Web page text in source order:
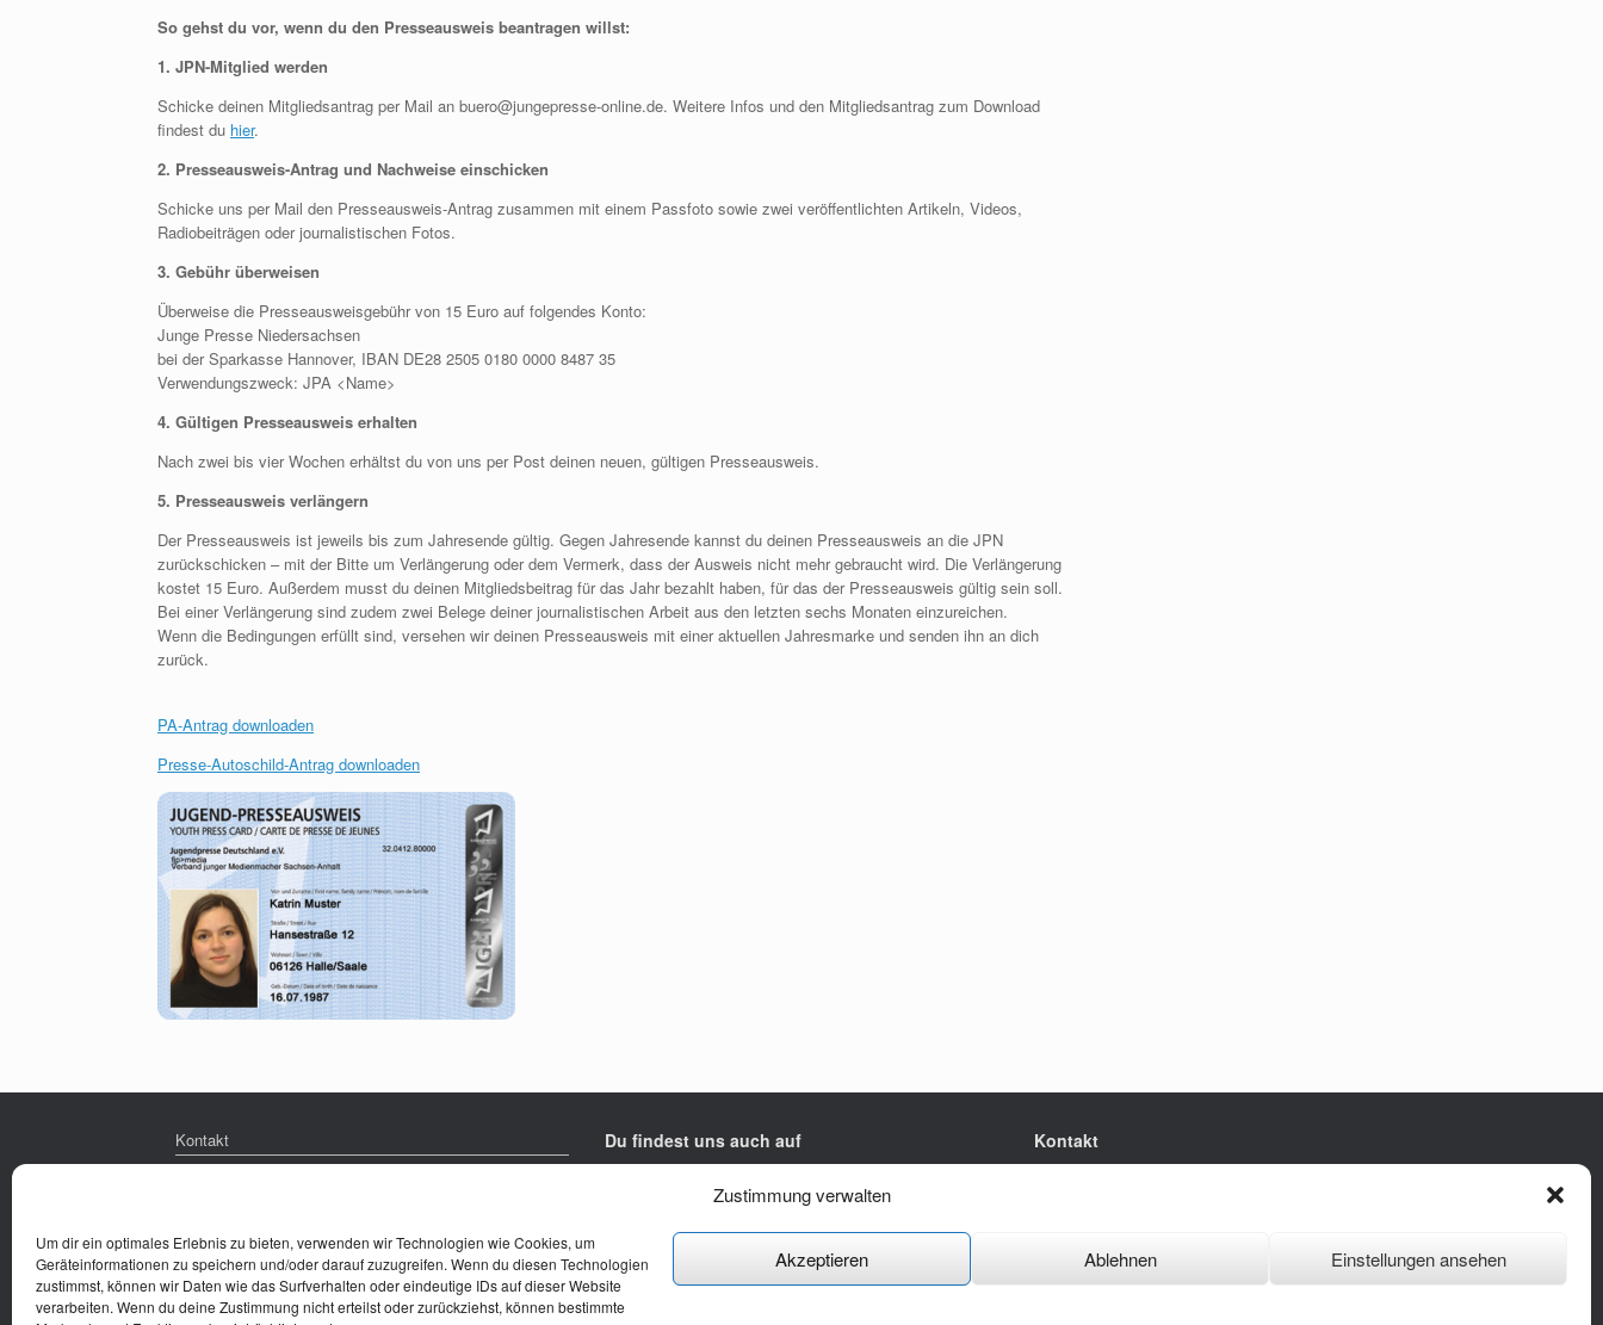
Zustimmung verwalten
Um dir ein optimales Erlebnis zu bieten, verwenden wir Technologien wie Cookies, um
Geräteinformationen zu speichern und/oder darauf zuzugreifen. Wenn du diesen Technologien
zustimmst, können wir Daten wie das Surfverhalten oder eindeutige IDs auf dieser Website
verarbeiten. Wenn du deine Zustimmung nicht erteilst oder zurückziehst, können bestimmte
Akzeptieren Ablehnen Einstellungen ansehen
So gehst du vor, wenn du den Presseausweis beantragen willst:
1. JPN-Mitglied werden
Schicke deinen Mitgliedsantrag per Mail an buero@jungepresse-online.de. Weitere Infos und den Mitgliedsantrag zum Download
findest du hier.
2. Presseausweis-Antrag und Nachweise einschicken
Schicke uns per Mail den Presseausweis-Antrag zusammen mit einem Passfoto sowie zwei veröffentlichten Artikeln, Videos,
Radiobeiträgen oder journalistischen Fotos.
3. Gebühr überweisen
Überweise die Presseausweisgebühr von 15 Euro auf folgendes Konto:
Junge Presse Niedersachsen
bei der Sparkasse Hannover, IBAN DE28 2505 0180 0000 8487 35
Verwendungszweck: JPA <Name>
4. Gültigen Presseausweis erhalten
Nach zwei bis vier Wochen erhältst du von uns per Post deinen neuen, gültigen Presseausweis.
5. Presseausweis verlängern
Der Presseausweis ist jeweils bis zum Jahresende gültig. Gegen Jahresende kannst du deinen Presseausweis an die JPN
zurückschicken – mit der Bitte um Verlängerung oder dem Vermerk, dass der Ausweis nicht mehr gebraucht wird. Die Verlängerung
kostet 15 Euro. Außerdem musst du deinen Mitgliedsbeitrag für das Jahr bezahlt haben, für das der Presseausweis gültig sein soll.
Bei einer Verlängerung sind zudem zwei Belege deiner journalistischen Arbeit aus den letzten sechs Monaten einzureichen.
Wenn die Bedingungen erfüllt sind, versehen wir deinen Presseausweis mit einer aktuellen Jahresmarke und senden ihn an dich
zurück.
PA-Antrag downloaden
Presse-Autoschild-Antrag downloaden
Kontakt
Impressum
Du findest uns auch auf Kontakt